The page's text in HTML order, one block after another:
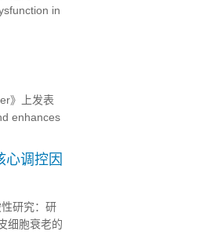
in
》上发表
enhances
心调控因
研究：研
细胞衰老的